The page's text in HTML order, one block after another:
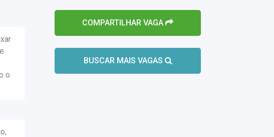
o
COMPARTILHAR VAGA
BUSCAR MAIS VAGAS